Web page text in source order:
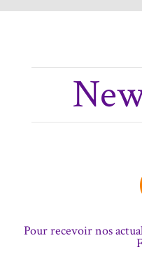
Pour recevoir nos